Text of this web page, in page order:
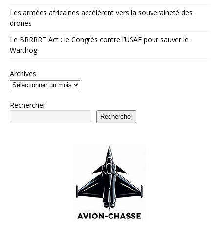
Les armées africaines accélèrent vers la souveraineté des
drones
Le BRRRRT Act : le Congrès contre l’USAF pour sauver le
Warthog
Archives
Rechercher
Rechercher